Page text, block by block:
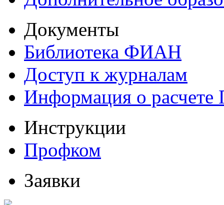
Документы
Библиотека ФИАН
Доступ к журналам
Информация о
Инструкции
Профком
Заявки